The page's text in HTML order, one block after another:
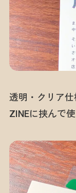
透明・クリア
ZINEに挟んで使